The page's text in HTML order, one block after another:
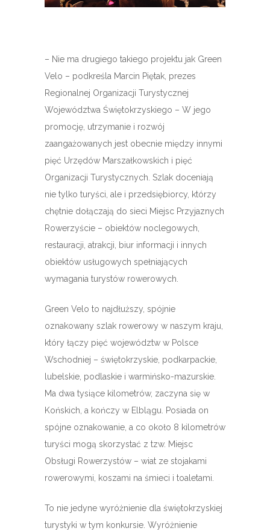
– Nie ma drugiego takiego projektu jak Green
Velo – podkreśla Marcin Piętak, prezes
Regionalnej Organizacji Turystycznej
Województwa Świętokrzyskiego – W jego
promocję, utrzymanie i rozwój
zaangażowanych jest obecnie między innymi
pięć Urzędów Marszałkowskich i pięć
Organizacji Turystycznych. Szlak doceniają
nie tylko turyści, ale i przedsiębiorcy, którzy
chętnie dołączają do sieci Miejsc Przyjaznych
Rowerzyście – obiektów noclegowych,
restauracji, atrakcji, biur informacji i innych
obiektów usługowych spełniających
wymagania turystów rowerowych.
Green Velo to najdłuższy, spójnie
oznakowany szlak rowerowy w naszym kraju,
który łączy pięć województw w Polsce
Wschodniej – świętokrzyskie, podkarpackie,
lubelskie, podlaskie i warmińsko-mazurskie.
Ma dwa tysiące kilometrów, zaczyna się w
Końskich, a kończy w Elblągu. Posiada on
spójne oznakowanie, a co około 8 kilometrów
turyści mogą skorzystać z tzw. Miejsc
Obsługi Rowerzystów – wiat ze stojakami
rowerowymi, koszami na śmieci i toaletami.
To nie jedyne wyróżnienie dla świętokrzyskiej
turystyki w tym konkursie. Wyróżnienie